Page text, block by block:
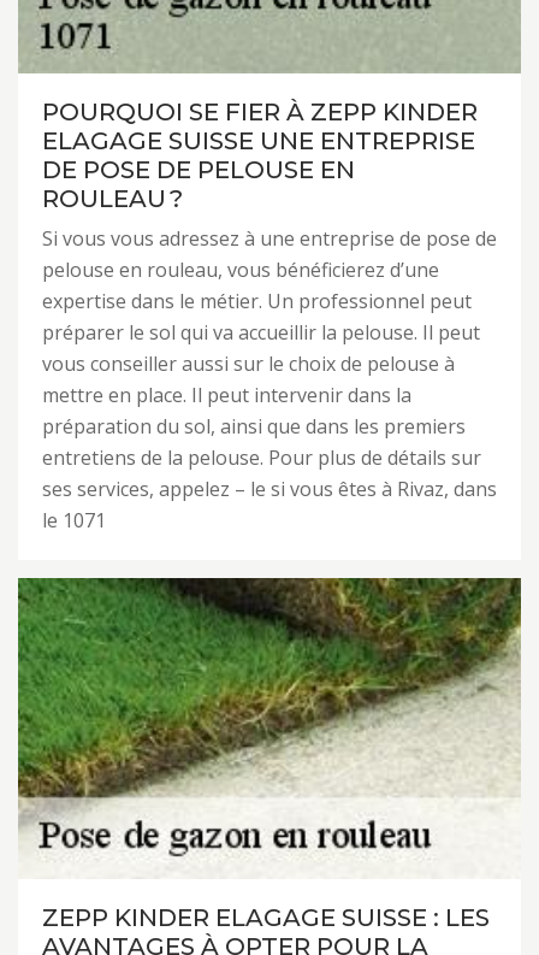
POURQUOI SE FIER À ZEPP KINDER
ELAGAGE SUISSE UNE ENTREPRISE
DE POSE DE PELOUSE EN
ROULEAU ?
Si vous vous adressez à une entreprise de pose de
pelouse en rouleau, vous bénéficierez d’une
expertise dans le métier. Un professionnel peut
préparer le sol qui va accueillir la pelouse. Il peut
vous conseiller aussi sur le choix de pelouse à
mettre en place. Il peut intervenir dans la
préparation du sol, ainsi que dans les premiers
entretiens de la pelouse. Pour plus de détails sur
ses services, appelez – le si vous êtes à Rivaz, dans
le 1071
ZEPP KINDER ELAGAGE SUISSE : LES
AVANTAGES À OPTER POUR LA